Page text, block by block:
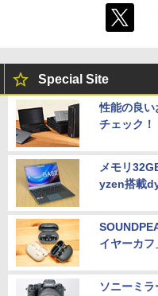
Special Site
性能の良い
チェック！
メモリ
yzen搭載
イヤーカ
ソニーミ